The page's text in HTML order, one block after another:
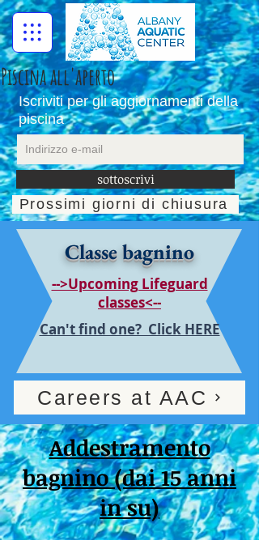
Iscriviti per gli aggiornamenti della
piscina
sottoscrivi
Prossimi giorni di chiusura
Piscina all'aperto
**Desktop mode for best viewing**
Classe bagnino
-->Upcoming Lifeguard
classes<--
Can't find one? Click HERE
Careers at AAC
Addestramento
bagnino (dai 15 anni
in su)